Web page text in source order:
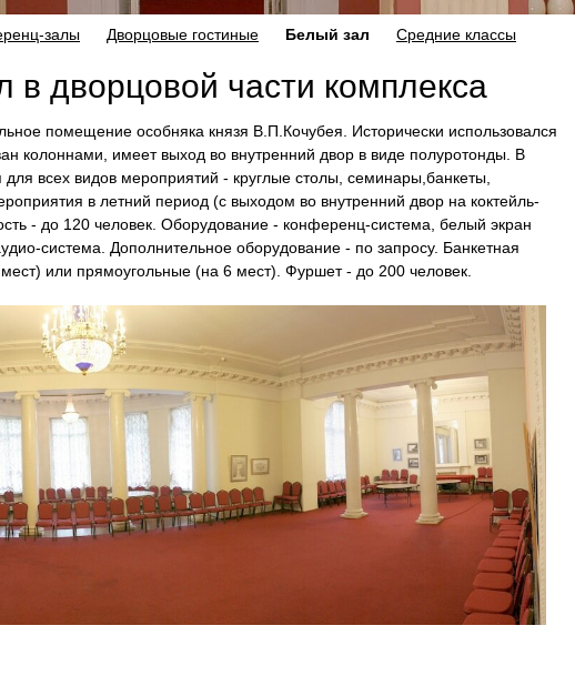
залы Дворцовые гостиные Белый зал Средние классы
в дворцовой части комплекса
помещение особняка князя В.П.Кочубея. Исторически использовался
колоннами, имеет выход во внутренний двор в виде полуротонды. В
всех видов мероприятий - круглые столы, семинары,банкеты,
в летний период (с выходом во внутренний двор на коктейль-
- до 120 человек. Оборудование - конференц-система, белый экран
система. Дополнительное оборудование - по запросу. Банкетная
или прямоугольные (на 6 мест). Фуршет - до 200 человек.